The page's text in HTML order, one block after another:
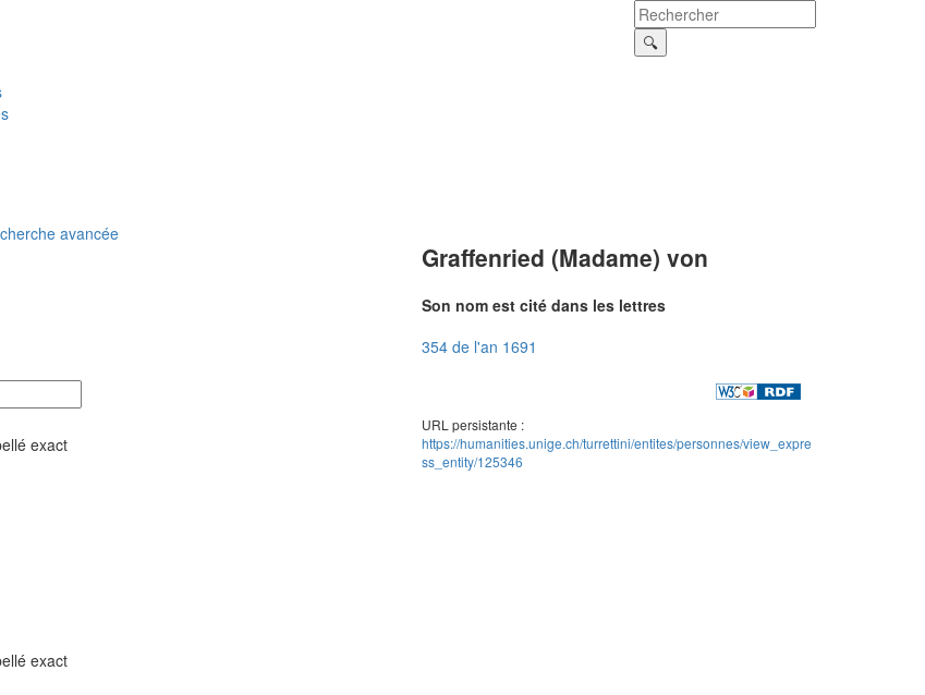
avancée
exact
exact
Graffenried (Madame) von
Son nom est cité dans les lettres
354 de l'an 1691
URL persistante :
https://humanities.unige.ch/turrettini/entites/personnes/view_expre
ss_entity/125346